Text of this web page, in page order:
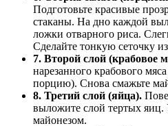
Подготовьте красивые
стаканы. На дно каждой
ложки отварного риса.
Сделайте тонкую сеточку
7. Второй слой (крабовое
нарезанного крабового
порцию). Снова смажьте
8. Третий слой (яйца).
выложите слой тертых яиц.
майонезом.